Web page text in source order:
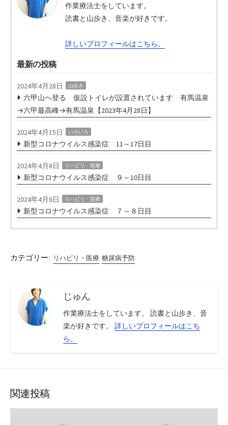
作業療法士をしています。
読書と山歩き、音楽が好きです。
詳しいプロフィールはこちら。
最新の投稿
2024年4月28日 山歩き
六甲山へ登る 仮設トイレが設置されています 有馬温泉
→六甲最高峰→有馬温泉【2023年4月28日】
2024年4月15日 いろいろ
新型コロナウイルス感染症 11～17日目
2024年4月8日 リハビリ・医療
新型コロナウイルス感染症 ９～10日目
2024年4月6日 リハビリ・医療
新型コロナウイルス感染症 ７～８日目
カテゴリー: リハビリ・医療 糖尿病予防
じゅん
作業療法士をしています。 読書と山歩き、音
楽が好きです。 詳しいプロフィールはこち
ら。
関連投稿